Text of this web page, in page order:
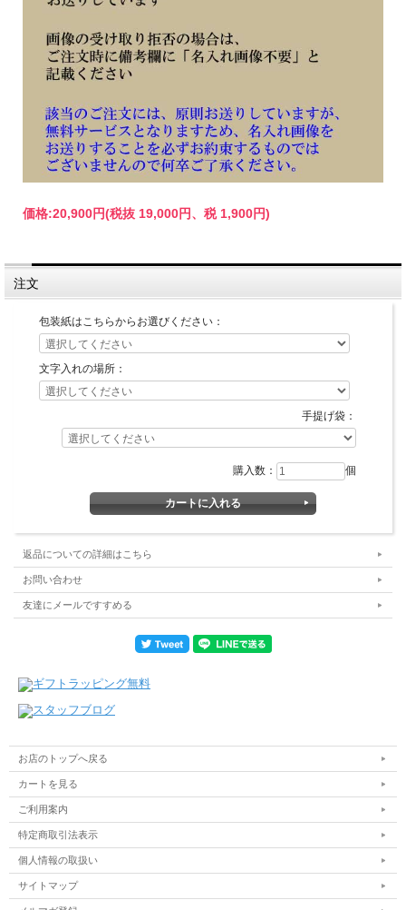
価格:20,900円(税抜 19,000円、税 1,900円)
注文
包装紙はこちらからお選びください：
文字入れの場所：
手提げ袋：
購入数： 個
返品についての詳細はこちら
お問い合わせ
友達にメールですすめる
お店のトップへ戻る
カートを見る
ご利用案内
特定商取引法表示
個人情報の取扱い
サイトマップ